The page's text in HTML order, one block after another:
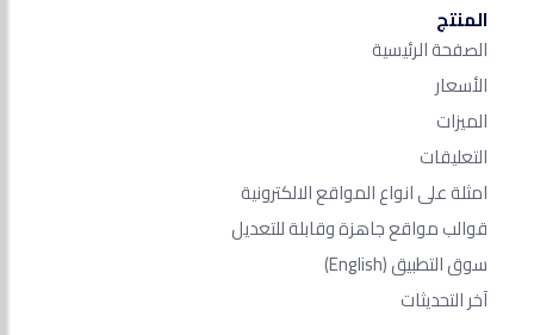
المنتج
الصفحة الرئيسية
الأسعار
الميزات
التعليقات
امثلة على انواع المواقع الالكترونية
قوالب مواقع جاهزة وقابلة للتعديل
سوق التطبيق(English)
آخر التحديثات